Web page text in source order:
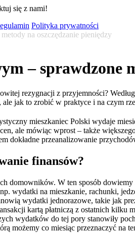
się z nami!
Polityka prywatności
na oszczędzanie pieniędzy
– sprawdzone
rezygnacji z przyjemności?
jak to zrobić w praktyce i na czym
mieszkaniec Polski wydaje
ale mówiąc wprost – także
dokładne przeanalizowanie
finansów?
domowników. W ten sposób
wydatki na mieszkanie, rachunki,
wydatki jednorazowe, takie jak
kartą płatniczą z ostatnich
wydatków do tej pory stanowiły
możemy co miesiąc przeznaczyć na